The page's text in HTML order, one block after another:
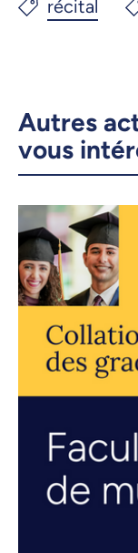
Autres
vous